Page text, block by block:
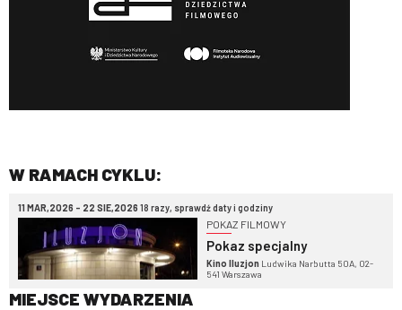
W RAMACH CYKLU:
11 MAR,2026 - 22 SIE,2026 18 razy, sprawdź daty i godziny
POKAZ FILMOWY
Pokaz specjalny
Kino Iluzjon Ludwika Narbutta 50A, 02-
541 Warszawa
MIEJSCE WYDARZENIA